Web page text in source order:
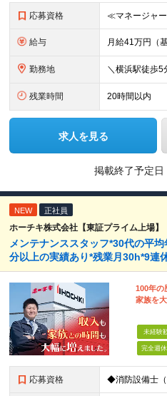
応募資格
給与
勤務地
残業時間 20時間以内
求人を見る
掲載終了予定日
NEW 正社員
ホーチキ株式会社【東証プライム上場】
メンテナンススタッフ*30代の平
分以上の実績あり*残業月30h*9連
100年の
家族を
未経験
完全週休
応募資格